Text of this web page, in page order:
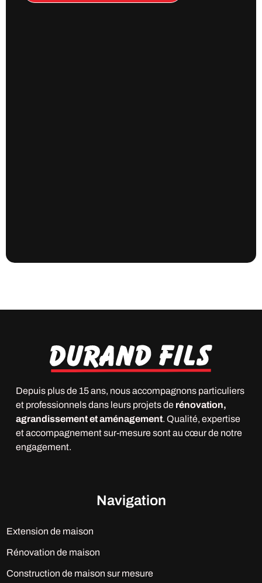
Depuis plus de 15 ans, nous accompagnons particuliers
et professionnels dans leurs projets de rénovation,
agrandissement et aménagement. Qualité, expertise
et accompagnement sur-mesure sont au cœur de notre
engagement.
Navigation
Extension de maison
Rénovation de maison
Construction de maison sur mesure